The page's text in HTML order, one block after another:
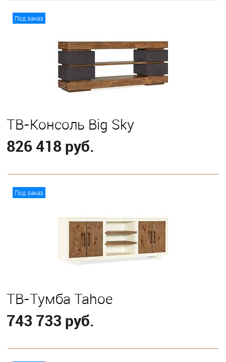
Под заказ
ТВ-Консоль Big Sky
826 418 руб.
Под заказ
ТВ-Тумба Tahoe
743 733 руб.